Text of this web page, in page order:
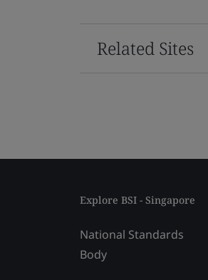
Related Sites
Explore BSI - Singapore
National Standards
Body